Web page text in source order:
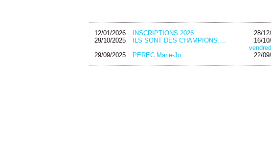
12/01/2026 INSCRIPTIONS 2026 28/
29/10/2025
ILS SONT DES CHAMPIONS…. 16/
29/09/2025
PEREC Marie-Jo 22/